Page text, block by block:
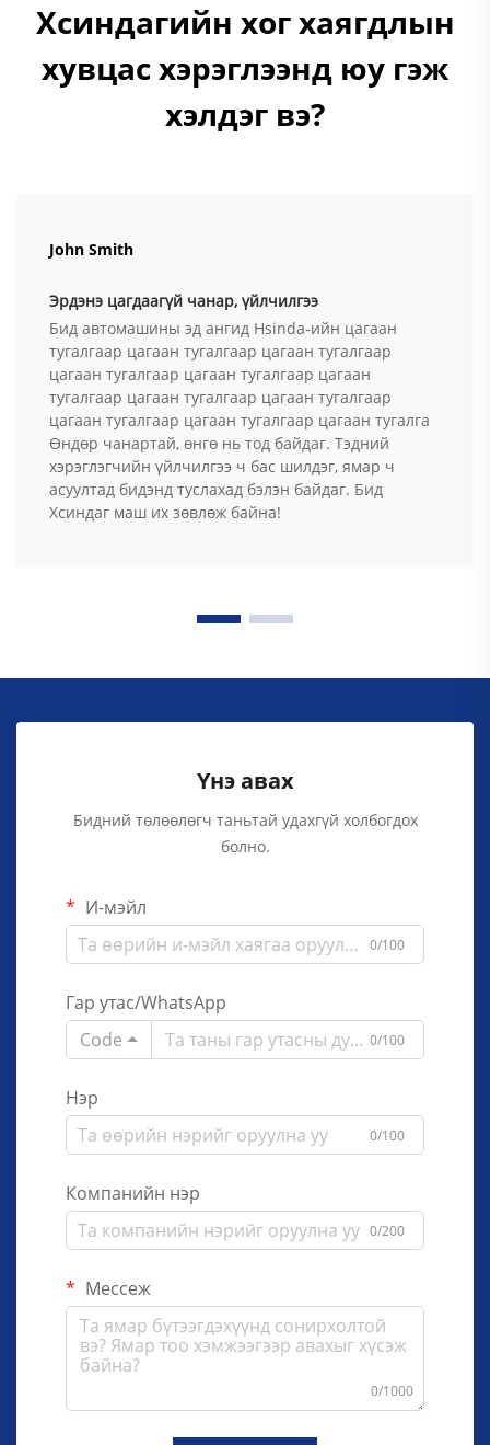
Хсиндагийн хог хаягдлын
хувцас хэрэглээнд юу гэж
хэлдэг вэ?
John Smith
Эрдэнэ цагдаагүй чанар, үйлчилгээ
Бид автомашины эд ангид Hsinda-ийн цагаан
тугалгаар цагаан тугалгаар цагаан тугалгаар
цагаан тугалгаар цагаан тугалгаар цагаан
тугалгаар цагаан тугалгаар цагаан тугалгаар
цагаан тугалгаар цагаан тугалгаар цагаан тугалга
Өндөр чанартай, өнгө нь тод байдаг. Тэдний
хэрэглэгчийн үйлчилгээ ч бас шилдэг, ямар ч
асуултад бидэнд туслахад бэлэн байдаг. Бид
Хсиндаг маш их зөвлөж байна!
Үнэ авах
Бидний төлөөлөгч таньтай удахгүй холбогдох
болно.
И-мэйл
0/100
Гар утас/WhatsApp
Code
0/100
Нэр
0/100
Компанийн нэр
0/200
Мессеж
0/1000